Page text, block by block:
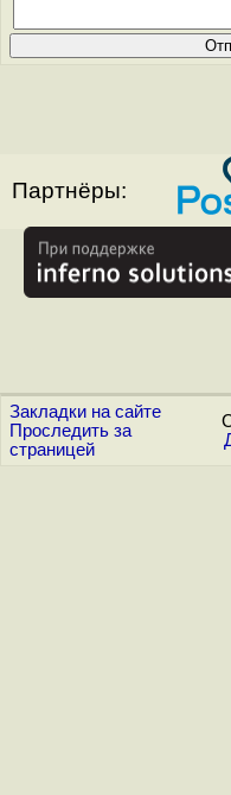
Партнёры:
Закладки на сайте
Проследить за
страницей